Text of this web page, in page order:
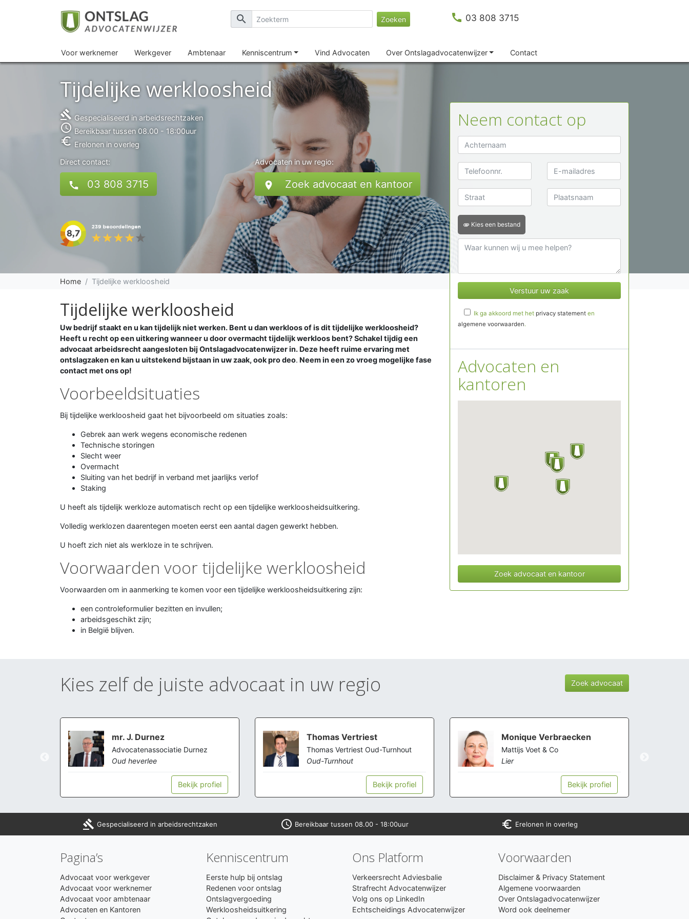
search Zoeken call 03 808 3715
Voor werknemer Werkgever Ambtenaar Kenniscentrum Vind Advocaten Over Ontslagadvocatenwijzer Contact
Tijdelijke werkloosheid
gavel Gespecialiseerd in arbeidsrechtzaken
access_time Bereikbaar tussen 08.00 - 18:00uur
euro_symbol Erelonen in overleg
Direct contact:
call 03 808 3715
Advocaten in uw regio:
location_on Zoek advocaat en kantoor
Home Tijdelijke werkloosheid
Tijdelijke werkloosheid
Uw bedrijf staakt en u kan tijdelijk niet werken. Bent u dan werkloos of is dit tijdelijke werkloosheid?
Heeft u recht op een uitkering wanneer u door overmacht tijdelijk werkloos bent? Schakel tijdig een
advocaat arbeidsrecht aangesloten bij Ontslagadvocatenwijzer in. Deze heeft ruime ervaring met
ontslagzaken en kan u uitstekend bijstaan in uw zaak, ook pro deo. Neem in een zo vroeg mogelijke fase
contact met ons op!
Voorbeeldsituaties
Bij tijdelijke werkloosheid gaat het bijvoorbeeld om situaties zoals:
Gebrek aan werk wegens economische redenen
Technische storingen
Slecht weer
Overmacht
Sluiting van het bedrijf in verband met jaarlijks verlof
Staking
U heeft als tijdelijk werkloze automatisch recht op een tijdelijke werkloosheidsuitkering.
Volledig werklozen daarentegen moeten eerst een aantal dagen gewerkt hebben.
U hoeft zich niet als werkloze in te schrijven.
Voorwaarden voor tijdelijke werkloosheid
Voorwaarden om in aanmerking te komen voor een tijdelijke werkloosheidsuitkering zijn:
een controleformulier bezitten en invullen;
arbeidsgeschikt zijn;
in België blijven.
Neem contact op
attachment Kies een bestand
Ik ga akkoord met het privacy statementen
algemene voorwaarden.
Advocaten en
kantoren
Zoek advocaat en kantoor
Kies zelf de juiste advocaat in uw regio Zoek advocaat
mr. J. Durnez
Advocatenassociatie Durnez
Oud heverlee
Bekijk profiel
Thomas Vertriest
Thomas Vertriest Oud-Turnhout
Oud-Turnhout
Bekijk profiel
Monique Verbraecken
Mattijs Voet & Co
Lier
Bekijk profiel
gavel Gespecialiseerd in arbeidsrechtzaken access_time Bereikbaar tussen 08.00 - 18:00uur euro_symbol Erelonen in overleg
Pagina’s
Advocaat voor werkgever
Advocaat voor werknemer
Advocaat voor ambtenaar
Advocaten en Kantoren
Kenniscentrum
Eerste hulp bij ontslag
Redenen voor ontslag
Ontslagvergoeding
Werkloosheidsuitkering
Ons Platform
Verkeersrecht Adviesbalie
Strafrecht Advocatenwijzer
Volg ons op LinkedIn
Echtscheidings Advocatenwijzer
Voorwaarden
Disclaimer & Privacy Statement
Algemene voorwaarden
Over Ontslagadvocatenwijzer
Word ook deelnemer